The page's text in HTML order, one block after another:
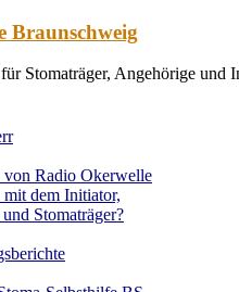
Braunschweig
Stomaträger, Angehörige und
Radio Okerwelle
dem Initiator,
Stomaträger?